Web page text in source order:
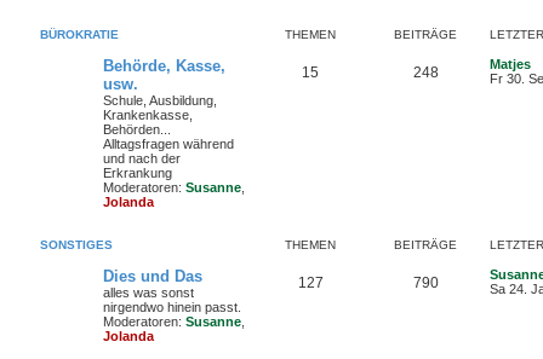
BÜROKRATIE THEMEN BEITRÄGE
Behörde, Kasse,
usw.
Schule, Ausbildung,
Krankenkasse,
Behörden...
Alltagsfragen während
und nach der
Erkrankung
Moderatoren: Susanne
Jolanda
15 248 Matjes
N
r
g
Fr 30.
SONSTIGES THEMEN BEITRÄGE
Dies und Das
alles was sonst
nirgendwo hinein passt.
Moderatoren: Susanne
Jolanda
127 790
Sa 24.